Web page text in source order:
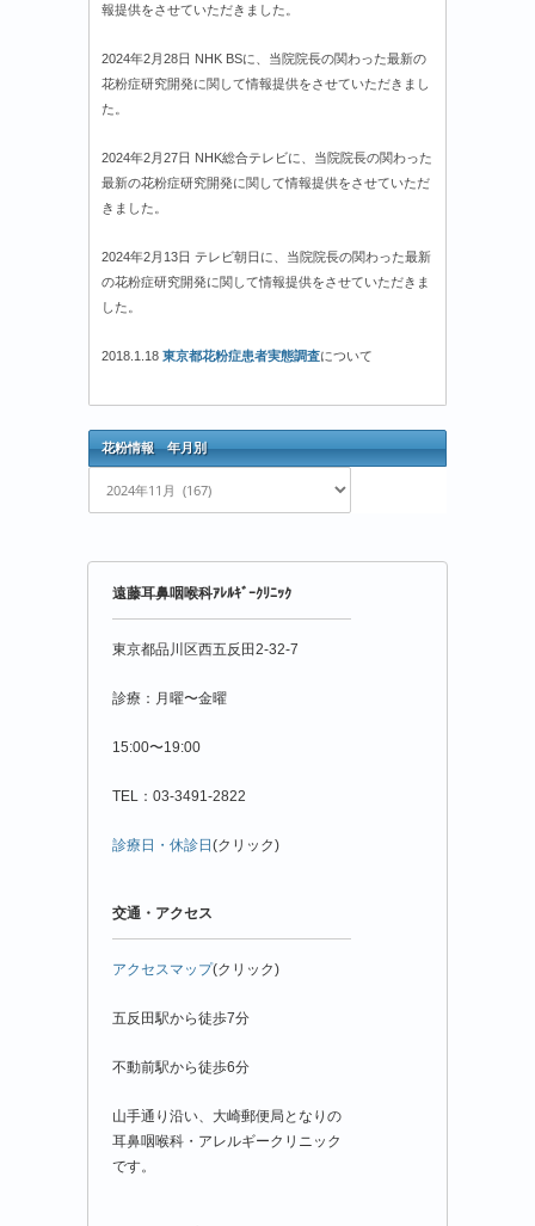
報提供をさせていただきました。
2024年2月28日 NHK BSに、当院院長の関わった最新の
花粉症研究開発に関して情報提供をさせていただきまし
た。
2024年2月27日 NHK総合テレビに、当院院長の関わった
最新の花粉症研究開発に関して情報提供をさせていただ
きました。
2024年2月13日 テレビ朝日に、当院院長の関わった最新
の花粉症研究開発に関して情報提供をさせていただきま
した。
2018.1.18 東京都花粉症患者実態調査について
花粉情報 年月別
花
粉
遠藤耳鼻咽喉科ｱﾚﾙｷﾞｰｸﾘﾆｯｸ
東京都品川区西五反田2-32-7
診療：月曜〜金曜
15:00〜19:00
TEL：03-3491-2822
診療日・休診日(クリック)
交通・アクセス
アクセスマップ(クリック)
五反田駅から徒歩7分
不動前駅から徒歩6分
山手通り沿い、大崎郵便局となりの
耳鼻咽喉科・アレルギークリニック
です。